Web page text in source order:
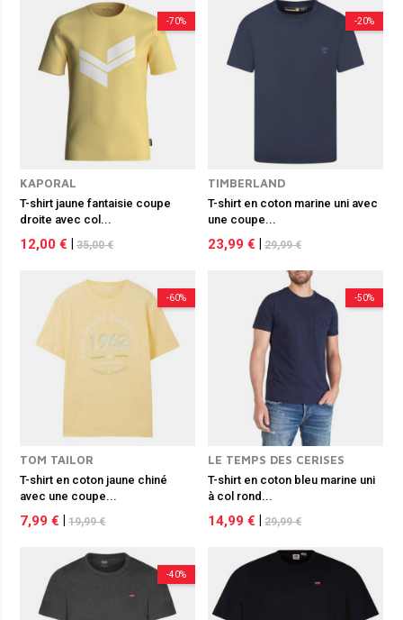
-70%
KAPORAL
T-shirt jaune fantaisie coupe
droite avec col...
12,00 € 35,00 €
-20%
TIMBERLAND
T-shirt en coton marine uni avec
une coupe...
23,99 € 29,99 €
-60%
TOM TAILOR
T-shirt en coton jaune chiné
avec une coupe...
7,99 € 19,99 €
-50%
LE TEMPS DES CERISES
T-shirt en coton bleu marine uni
à col rond...
14,99 € 29,99 €
-40%